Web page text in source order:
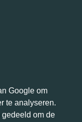
Google om
te analyseren.
om de